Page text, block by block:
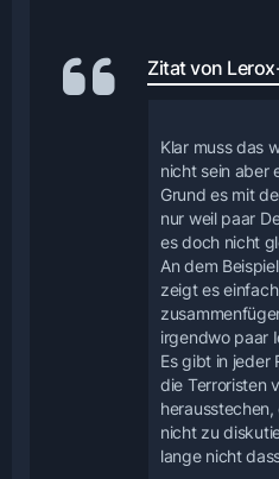
Zitat von
Klar muss das
nicht sein aber
Grund es mit
nur weil paar
es doch nicht
An dem
zeigt es
irgendwo paar
Es gibt in jeder
die Terroristen
nicht zu
lange nicht